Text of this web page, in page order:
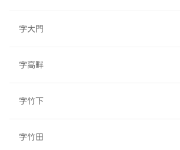
字大門
字高畔
字竹下
字竹田